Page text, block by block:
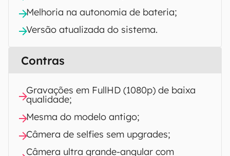
Prós
Traseira em vidro;
Melhoria no Bluetooth;
Melhoria na autonomia de bateria;
Versão atualizada do sistema.